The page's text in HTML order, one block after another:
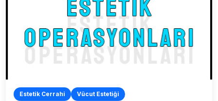
Estetik Cerrahi Vücut Estetiği